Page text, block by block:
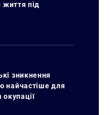
життя під
зникнення
найчастіше для
окупації